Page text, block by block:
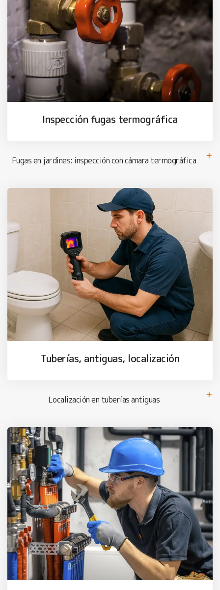
Inspección fugas termográfica
Fugas en jardines: inspección con cámara termográfica
Tuberías, antiguas, localización
Localización en tuberías antiguas